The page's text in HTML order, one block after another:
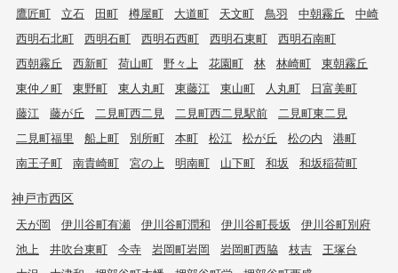
鷹匠町
立石 田町 樽屋町 大道町 天文町 鳥羽 中朝霧丘
中崎
西明石北町
西明石町 西明石西町 西明石東町
西明石南町
西朝霧丘
西新町 荷山町 野々上 花園町 林 林崎町
東朝霧丘
東仲ノ町
東野町 東人丸町 東藤江 東山町 人丸町
日富美町
藤江
藤が丘 二見町西二見 二見町西二見駅前
二見町東二見
二見町福里
船上町 別所町 本町 松江 松が丘 松の内
港町
南王子町
南貴崎町 宮の上 明南町 山下町 和坂 和坂稲荷町
神戸市西区
天が岡 伊川谷町有瀬 伊川谷町潤和 伊川谷町長坂
伊川谷町別府
池上
井吹台東町 今寺 岩岡町岩岡 岩岡町西脇 枝吉
王塚台